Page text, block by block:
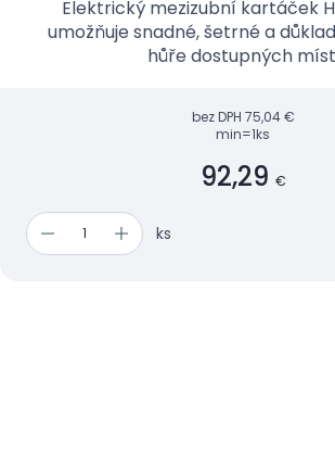
Elektrický mezizubní kartáček
umožňuje snadné, šetrné a
hůře dostupných
bez DPH 75,04 €
min=1ks
92,29 €
ks